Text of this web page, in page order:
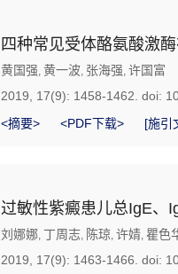
四种常见受体酪氨酸激
黄国强, 黄一波, 张海强, 许国富
2019, 17(9): 1458-1462. doi:
<摘要>
<PDF下载> [施引
过敏性紫癜患儿总IgE、
刘娜娜, 丁周志, 陈琼, 许婧, 瞿色
2019, 17(9): 1463-1466. doi: